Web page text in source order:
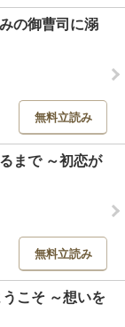
の御曹司に溺
無料立読み
まで ～初恋が
無料立読み
こそ ～想いを